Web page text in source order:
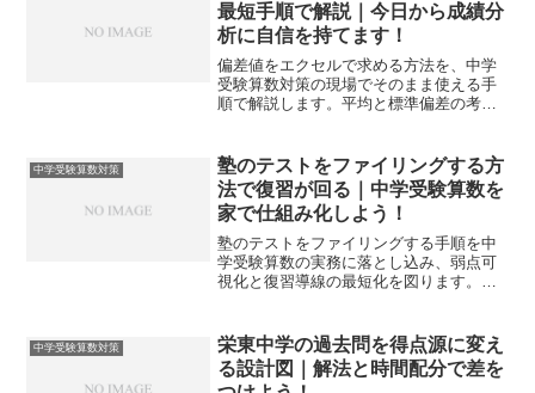
最短手順で解説｜今日から成績分
析に自信を持てます！
偏差値をエクセルで求める方法を、中学
受験算数対策の現場でそのまま使える手
順で解説します。平均と標準偏差の考え
中学受験算数対策
塾のテストをファイリングする方
法で復習が回る｜中学受験算数を
家で仕組み化しよう！
塾のテストをファイリングする手順を中
学受験算数の実務に落とし込み、弱点可
視化と復習導線の最短化を図ります。紙
中学受験算数対策
栄東中学の過去問を得点源に変え
る設計図｜解法と時間配分で差を